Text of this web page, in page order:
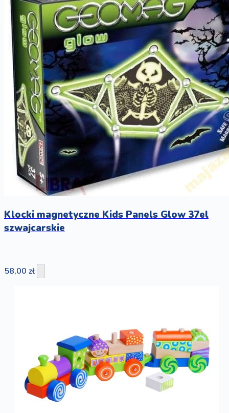
Klocki magnetyczne Kids Panels Glow 37el
szwajcarskie
58,00 zł